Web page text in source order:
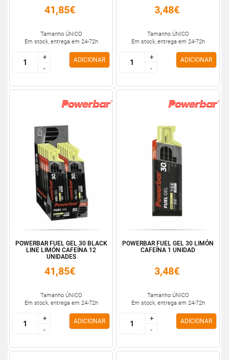
41,85€
Tamanho ÚNICO
Em stock, entrega em 24-72h
+
-
+
-
ADICIONAR
3,48€
Tamanho ÚNICO
Em stock, entrega em 24-72h
+
-
+
-
ADICIONAR
POWERBAR FUEL GEL 30 BLACK
LINE LIMÓN CAFEÍNA 12
UNIDADES
41,85€
Tamanho ÚNICO
Em stock, entrega em 24-72h
+
-
+
-
ADICIONAR
POWERBAR FUEL GEL 30 LIMÓN
CAFEÍNA 1 UNIDAD
3,48€
Tamanho ÚNICO
Em stock, entrega em 24-72h
+
-
+
-
ADICIONAR